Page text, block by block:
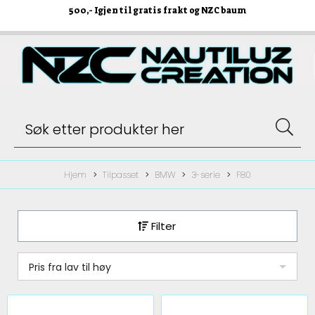
500,- Igjen til gratis frakt og NZC baum
Hjem Tilpasset BMW 3-serie F80
Filter
Pris fra lav til høy